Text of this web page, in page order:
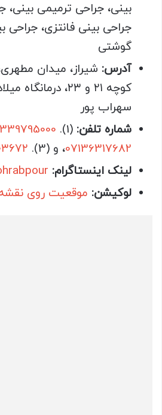
بینی، جراحی ترمیمی بینی،
جراحی بینی فانتزی، جراحی
گوشتی
آدرس: شیراز، میدان
کوچه ۲۱ و ۲۳،
سهراب پور
شماره تلفن: (1).
07136317682، و (3).
لینک اینستاگرام:
لوکیشن: موقعیت روی